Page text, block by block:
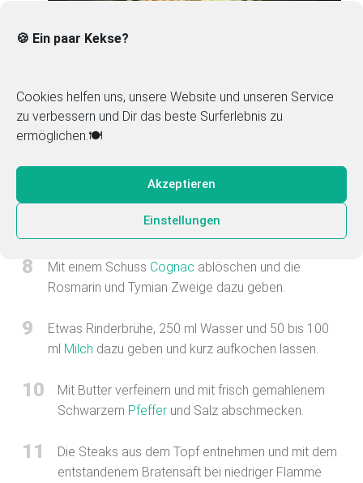
🍪 Ein paar Kekse?
Cookies helfen uns, unsere Website und unseren Service
zu verbessern und Dir das beste Surferlebnis zu
ermöglichen.🍽️
Akzeptieren
Einstellungen
eingelegte Pfefferkörnerdazu geben und kurz
mit anschwitzen. Dieser Vorgang mildert die leichte
Säure der eingelegten Pfefferkörner.
8 Mit einem Schuss Cognac ablöschen und die
Rosmarin und Tymian Zweige dazu geben.
9
Etwas Rinderbrühe, 250 ml Wasser und 50 bis 100
ml Milch dazu geben und kurz aufkochen lassen.
10
Mit Butter verfeinern und mit frisch gemahlenem
Schwarzem Pfefferund Salz abschmecken.
11
Die Steaks aus dem Topf entnehmen und mit dem
entstandenem Bratensaft bei niedriger Flamme